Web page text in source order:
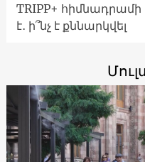
TRIPP+
է․ ի՞նչ է քննարկվել